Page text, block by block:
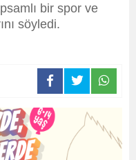
bir spor ve
söyledi.